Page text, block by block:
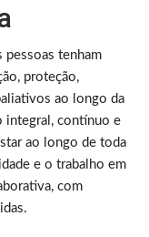
pessoas tenham
proteção,
ao longo da
integral, contínuo e
ao longo de toda
e o trabalho em
com